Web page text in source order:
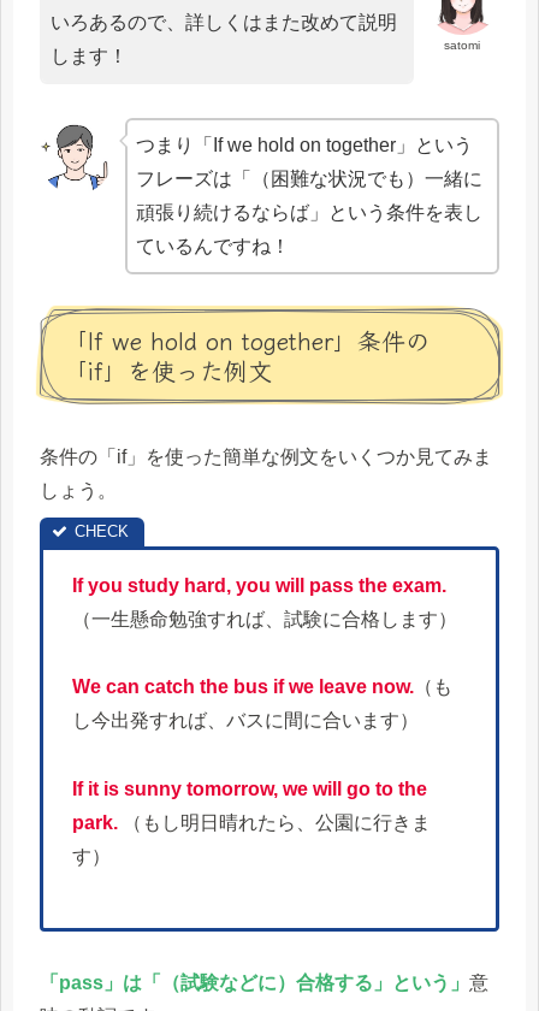
satomi
いろあるので、詳しくはまた改めて説明
します！
つまり「If we hold on together」という
フレーズは「（困難な状況でも）一緒に
頑張り続けるならば」という条件を表し
ているんですね！
「If we hold on together」条件の
「if」を使った例文
条件の「if」を使った簡単な例文をいくつか見てみま
しょう。
If you study hard, you will pass the exam.
（一生懸命勉強すれば、試験に合格します）
We can catch the bus if we leave now. （も
し今出発すれば、バスに間に合います）
If it is sunny tomorrow, we will go to the
park.
（もし明日晴れたら、公園に行きま
す）
「pass」は「（試験などに）合格する」という」 意